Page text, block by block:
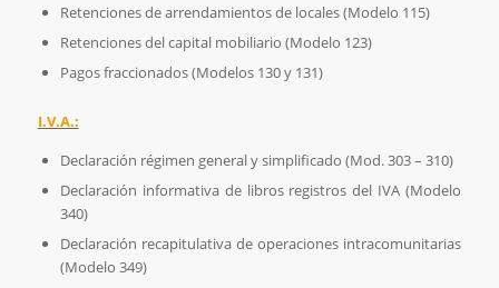
Retenciones de arrendamientos de locales (Modelo 115)
Retenciones del capital mobiliario (Modelo 123)
Pagos fraccionados (Modelos 130 y 131)
I.V.A.:
Declaración régimen general y simplificado (Mod. 303 – 310)
Declaración informativa de libros registros del IVA (Modelo
340)
Declaración recapitulativa de operaciones intracomunitarias
(Modelo 349)